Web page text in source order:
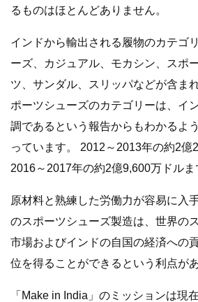
るものはほとんどありません。
インドから輸出される履物のカテゴ
ーズ、カジュアル、モカシン、スポ
ツ、サンダル、スリッパなどが含ま
ポーツシューズのカテゴリーは、イ
調であるという報告からもわかるよ
っています。 2012～2013年の約2億
2016～2017年の約2億9,600万ドルま
原材料と熟練した労働力が容易に入
のスポーツシューズ製造は、世界の
市場およびインドの自国の経済への
位を得ることができるという利点が
「Make in India」のミッションは現